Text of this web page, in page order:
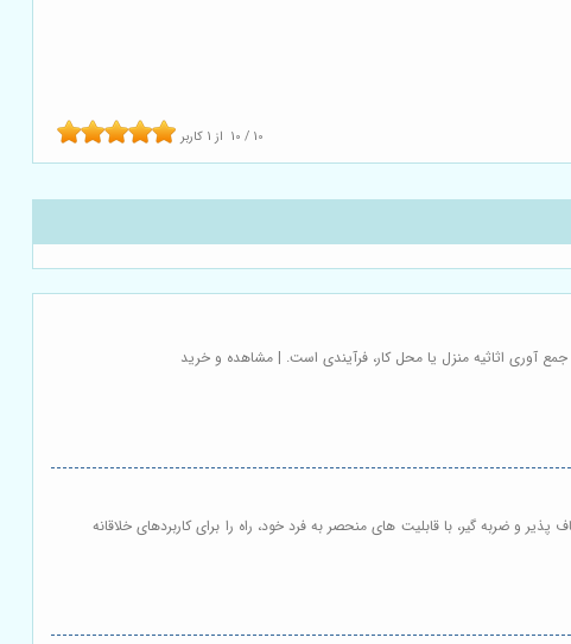
10 / 10 از1 کاربر
آوری اثاثیه منزل یا محل کار، فرآیندی است. | مشاهده و خرید
و ضربه گیر، با قابلیت های منحصر به فرد خود، راه را برای کاربردهای خلاقانه